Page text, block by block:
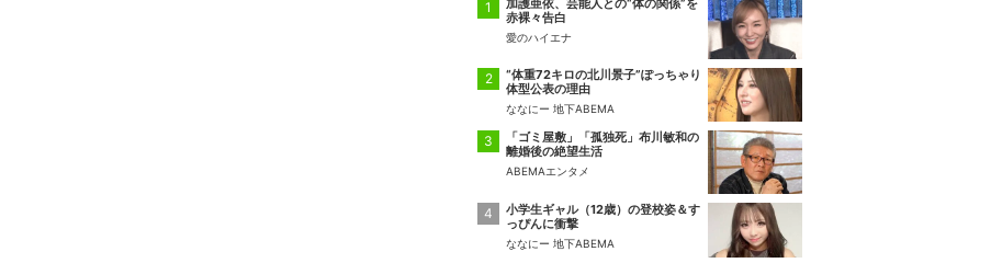
加護亜依、芸能人との“体の関係”を
赤裸々告白
愛のハイエナ
“体重72キロの北川景子”ぽっちゃり
体型公表の理由
ななにー 地下ABEMA
「ゴミ屋敷」「孤独死」布川敏和の
離婚後の絶望生活
ABEMAエンタメ
小学生ギャル（12歳）の登校姿＆す
っぴんに衝撃
ななにー 地下ABEMA